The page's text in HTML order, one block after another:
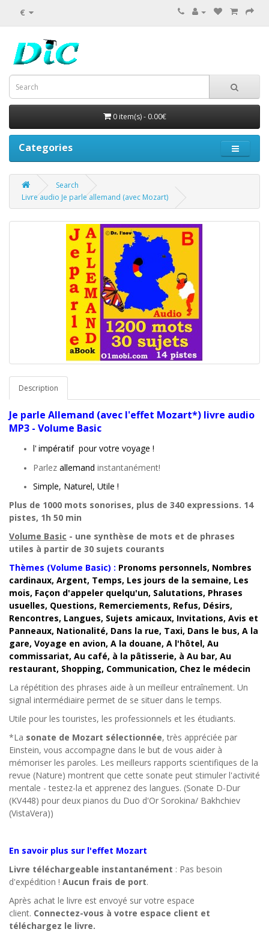
€
0 item(s) - 0.00€
Categories
Search
Livre audio Je parle allemand (avec Mozart)
Description
Je parle Allemand (avec l'effet Mozart*) livre audio
MP3 - Volume Basic
l' impératif pour votre voyage !
Parlez allemand instantanément!
Simple, Naturel, Utile !
Plus de 1000 mots sonorises, plus de 340 expressions. 14
pistes, 1h 50 min
Volume Basic - une synthèse de mots et de phrases
utiles à partir de 30 sujets courants
Thèmes (Volume Basic) : Pronoms personnels, Nombres
cardinaux, Argent, Temps, Les jours de la semaine, Les
mois, Façon d'appeler quelqu'un, Salutations, Phrases
usuelles, Questions, Remerciements, Refus, Désirs,
Rencontres, Langues, Sujets amicaux, Invitations, Avis et
Panneaux, Nationalité, Dans la rue, Taxi, Dans le bus, A la
gare, Voyage en avion, A la douane, A l'hôtel, Au
commissariat, Au café, à la pâtisserie, à Au bar, Au
restaurant, Shopping, Communication, Chez le médecin
La répétition des phrases aide à un meilleur entraînement. Un
signal intermédiaire permet de se situer dans le temps.
Utile pour les touristes, les professionnels et les étudiants.
*La sonate de Mozart sélectionnée, très appréciée par
Einstein, vous accompagne dans le but de vous aider à
mémoriser les paroles. Les meilleurs rapports scientifiques de la
revue (Nature) montrent que cette sonate peut stimuler l'activité
mentale - testez-la et apprenez des langues. (Sonate D-Dur
(KV448) pour deux pianos du Duo d'Or Sorokina/ Bakhchiev
(VistaVera))
En savoir plus sur l'effet Mozart
Livre téléchargeable instantanément : Pas besoin
d'expédition ! Aucun frais de port.
Après achat le livre est envoyé sur votre espace
client. Connectez-vous à votre espace client et
téléchargez le livre.